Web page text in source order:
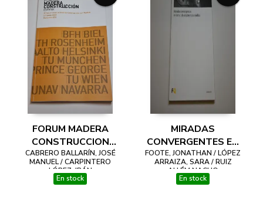
FORUM MADERA
CONSTRUCCION
ESPAÑA. 3º FÓRUM
INTERNACIONAL DE
CONSTRUCCION
CABRERO BALLARÍN, JOSÉ
MANUEL / CARPINTERO
LÓPEZ, IBÁN
En stock
MIRADAS
CONVERGENTES EN
TORNO A LA
ARQUITECTURA
NÓRDICA
FOOTE, JONATHAN / LÓPEZ
ARRAIZA, SARA / RUIZ
ALLÉM NACHO
En stock